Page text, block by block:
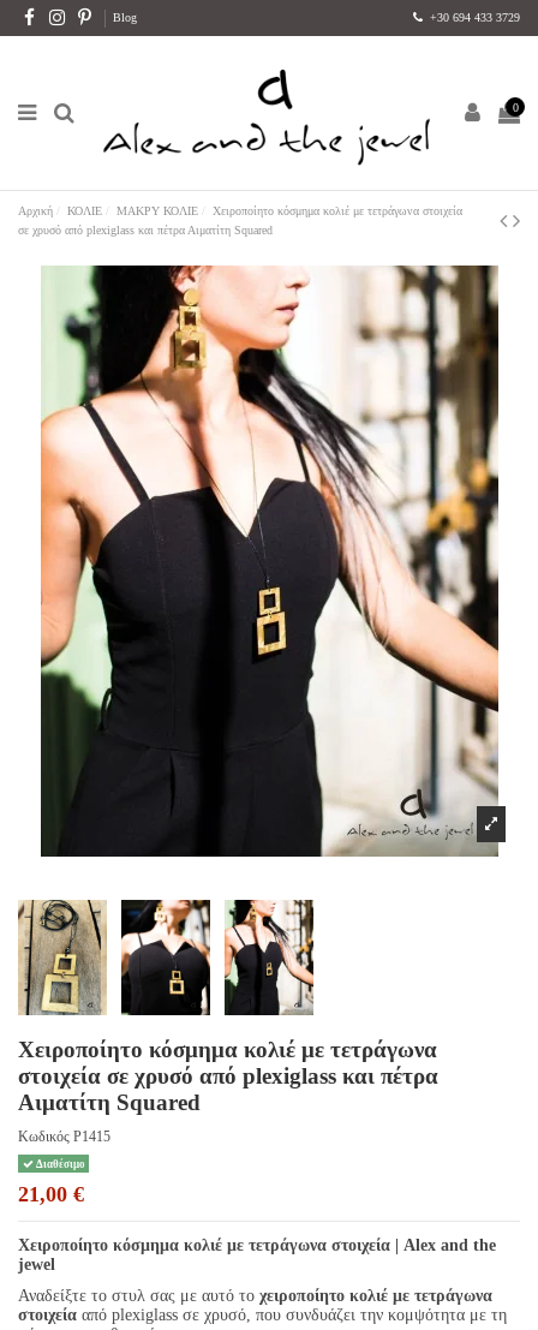
Blog +30 694 433 3729
0
Αρχική ΚΟΛΙΕ ΜΑΚΡΥ ΚΟΛΙΕ
Χειροποίητο κόσμημα κολιέ με τετράγωνα στοιχεία
σε χρυσό από plexiglass και πέτρα Αιματίτη Squared
Χειροποίητο κόσμημα κολιέ με τετράγωνα
στοιχεία σε χρυσό από plexiglass και πέτρα
Αιματίτη Squared
Κωδικός P1415
Διαθέσιμο
21,00 €
Χειροποίητο κόσμημα κολιέ με τετράγωνα στοιχεία | Alex and the
jewel
Αναδείξτε το στυλ σας με αυτό το χειροποίητο κολιέ με τετράγωνα
στοιχεία από plexiglass σε χρυσό, που συνδυάζει την κομψότητα με τη